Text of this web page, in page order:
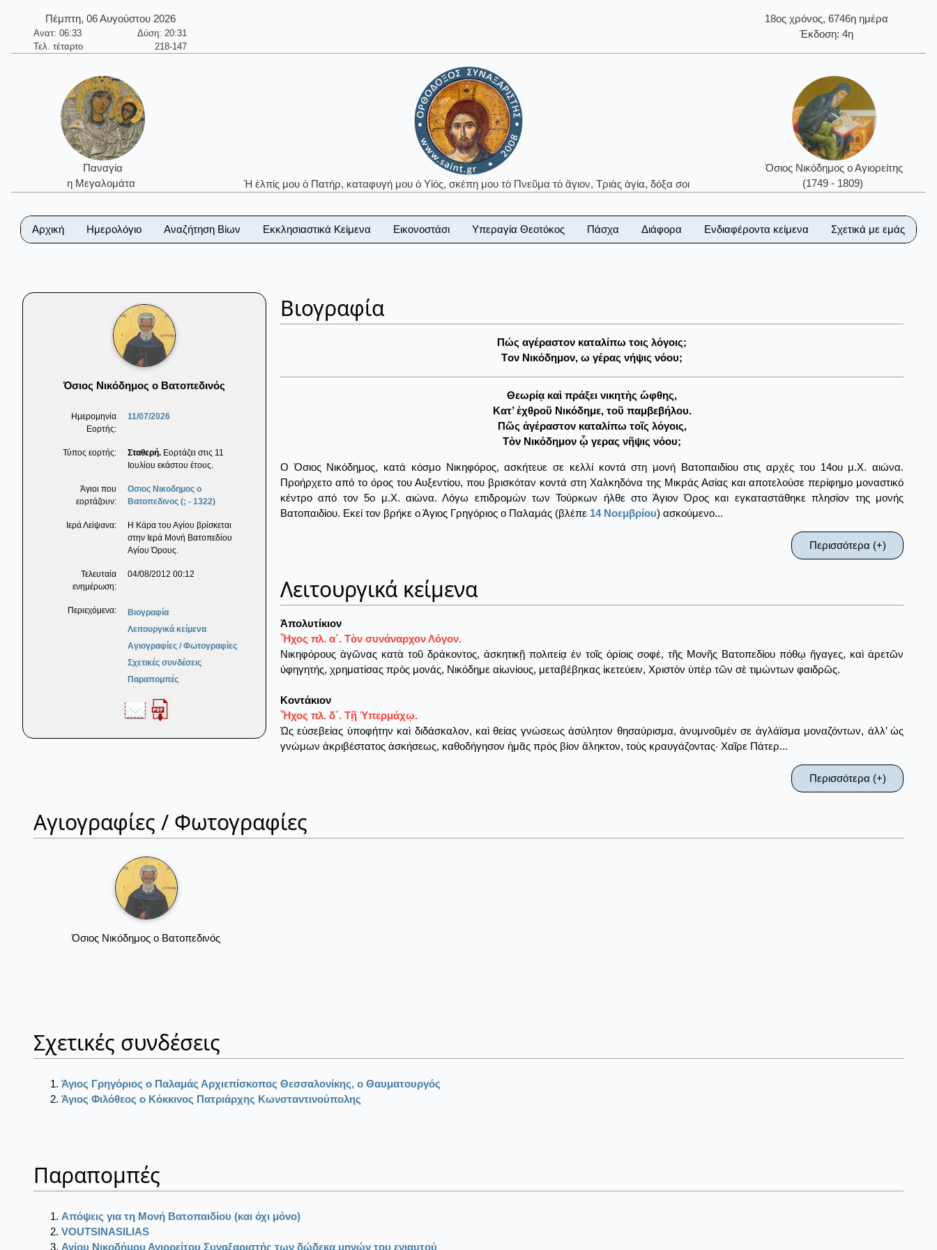
Πέμπτη, 06 Αυγούστου 2026
Ανατ: 06:33
Δύση: 20:31
Τελ. τέταρτο
218-147
18ος χρόνος, 6746η ημέρα
Έκδοση: 4η
Παναγία
η Μεγαλομάτα
Ἡ ἐλπίς μου ὁ Πατήρ, καταφυγή μου ὁ Υἱός, σκέπη μου τὸ Πνεῦμα τὸ ἅγιον, Τριὰς ἁγία, δόξα σοι
Όσιος Νικόδημος ο Αγιορείτης
(1749 - 1809)
Αρχική Ημερολόγιο Αναζήτηση Βίων Εκκλησιαστικά Κείμενα Εικονοστάσι Υπεραγία Θεοτόκος Πάσχα Διάφορα Ενδιαφέροντα κείμενα Σχετικά με εμάς
Όσιος Νικόδημος ο Βατοπεδινός
Ημερομηνία
Εορτής:
11/07/2026
Τύπος εορτής: Σταθερή. Εορτάζει στις 11
Ιουλίου εκάστου έτους.
Άγιοι που
εορτάζουν:
Οσιος Νικοδημος ο
Βατοπεδινος (; - 1322)
Ιερά Λείψανα:
Η Κάρα του Αγίου βρίσκεται
στην Ιερά Μονή Βατοπεδίου
Αγίου Όρους.
Τελευταία
ενημέρωση:
04/08/2012 00:12
Περιεχόμενα:
Βιογραφία
Λειτουργικά κείμενα
Αγιογραφίες / Φωτογραφίες
Σχετικές συνδέσεις
Παραπομπές
Βιογραφία
Πώς αγέραστον καταλίπω τοις λόγοις;
Tον Nικόδημον, ω γέρας νήψις νόου;
Θεωρίᾳ καὶ πράξει νικητὴς ὤφθης,
Κατ’ ἐχθροῦ Νικόδημε, τοῦ παμβεβήλου.
Πῶς ἀγέραστον καταλίπω τοῖς λόγοις,
Τὸν Νικόδημον ᾧ γερας νῆψις νόου;
Ο Όσιος Νικόδημος, κατά κόσμο Νικηφόρος, ασκήτευε σε κελλί κοντά στη μονή Βατοπαιδίου στις αρχές του 14ου μ.Χ. αιώνα.
Προήρχετο από το όρος του Αυξεντίου, που βρισκόταν κοντά στη Χαλκηδόνα της Μικράς Ασίας και αποτελούσε περίφημο μοναστικό
κέντρο από τον 5ο μ.Χ. αιώνα. Λόγω επιδρομών των Τούρκων ήλθε στο Άγιον Όρος και εγκαταστάθηκε πλησίον της μονής
Βατοπαιδίου. Εκεί τον βρήκε ο Άγιος Γρηγόριος ο Παλαμάς (βλέπε 14 Νοεμβρίου) ασκούμενο...
Περισσότερα (+)
Λειτουργικά κείμενα
Ἀπολυτίκιον
Ἦχος πλ. α΄. Τὸν συνάναρχον Λόγον.
Νικηφόρους ἀγῶνας κατὰ τοῦ δράκοντος, ἀσκητικῇ πολιτείᾳ ἐν τοῖς ὁρίοις σοφέ, τῆς Μονῆς Βατοπεδίου πόθῳ ἤγαγες, καὶ ἀρετῶν
ὑφηγητής, χρηματίσας πρὸς μονάς, Νικόδημε αἰωνίους, μεταβέβηκας ἱκετεύειν, Χριστὸν ὑπὲρ τῶν σὲ τιμώντων φαιδρῶς.
Κοντάκιον
Ἦχος πλ. δ΄. Τῇ Ὑπερμάχῳ.
Ὡς εὐσεβείας ὑποφήτην καὶ διδάσκαλον, καὶ θείας γνώσεως ἀσύλητον θησαύρισμα, ἀνυμνοῦμέν σε ἀγλάϊσμα μοναζόντων, ἀλλ’ ὡς
γνώμων ἀκριβέστατος ἀσκήσεως, καθοδήγησον ἡμᾶς πρὸς βίον ἄληκτον, τοὺς κραυγάζοντας· Χαῖρε Πάτερ...
Περισσότερα (+)
Αγιογραφίες / Φωτογραφίες
Όσιος Νικόδημος ο Βατοπεδινός
Σχετικές συνδέσεις
Άγιος Γρηγόριος ο Παλαμάς Αρχιεπίσκοπος Θεσσαλονίκης, ο Θαυματουργός
Άγιος Φιλόθεος ο Κόκκινος Πατριάρχης Κωνσταντινούπολης
Παραπομπές
Απόψεις για τη Μονή Βατοπαιδίου (και όχι μόνο)
VOUTSINASILIAS
Αγίου Νικοδήμου Αγιορείτου Συναξαριστής των δώδεκα μηνών του ενιαυτού